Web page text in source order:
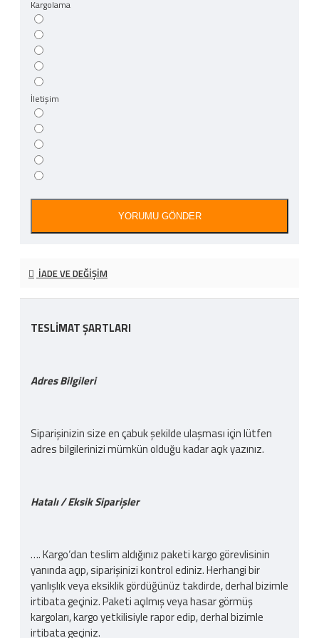
Kargolama
İletişim
YORUMU GÖNDER
İADE VE DEĞIŞIM
TESLİMAT ŞARTLARI
Adres Bilgileri
Siparişinizin size en çabuk şekilde ulaşması için lütfen
adres bilgilerinizi mümkün olduğu kadar açık yazınız.
Hatalı / Eksik Siparişler
…. Kargo‘dan teslim aldığınız paketi kargo görevlisinin
yanında açıp, siparişinizi kontrol ediniz. Herhangi bir
yanlışlık veya eksiklik gördüğünüz takdirde, derhal bizimle
irtibata geçiniz. Paketi açılmış veya hasar görmüş
kargoları, kargo yetkilisiyle rapor edip, derhal bizimle
irtibata geçiniz.